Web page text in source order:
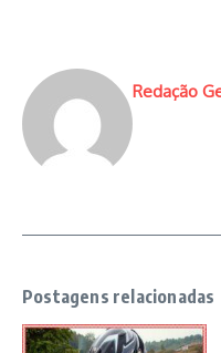
Redação
Postagens relacionadas